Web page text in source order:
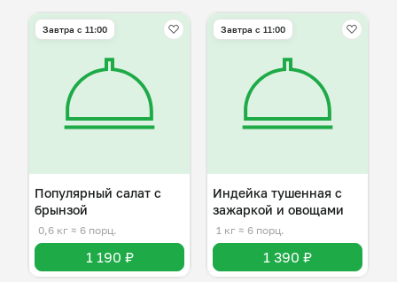
Завтра c 11:00
Популярный салат с
брынзой
0,6 кг ≈ 6 порц.
1 190 ₽
Завтра c 11:00
Индейка тушенная с
зажаркой и овощами
1 кг ≈ 6 порц.
1 390 ₽